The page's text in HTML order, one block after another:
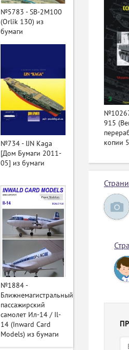
915
копии
№5783 - SB-2M100
(Orlik 130) из
бумаги
№734 - IJN Kaga
[Дом Бумаги 2011-
05] из бумаги
№1884 -
Ближнемагистральный
пассажирский
самолет Ил-14 / Il-
14 (Inward Card
Models) из бумаги